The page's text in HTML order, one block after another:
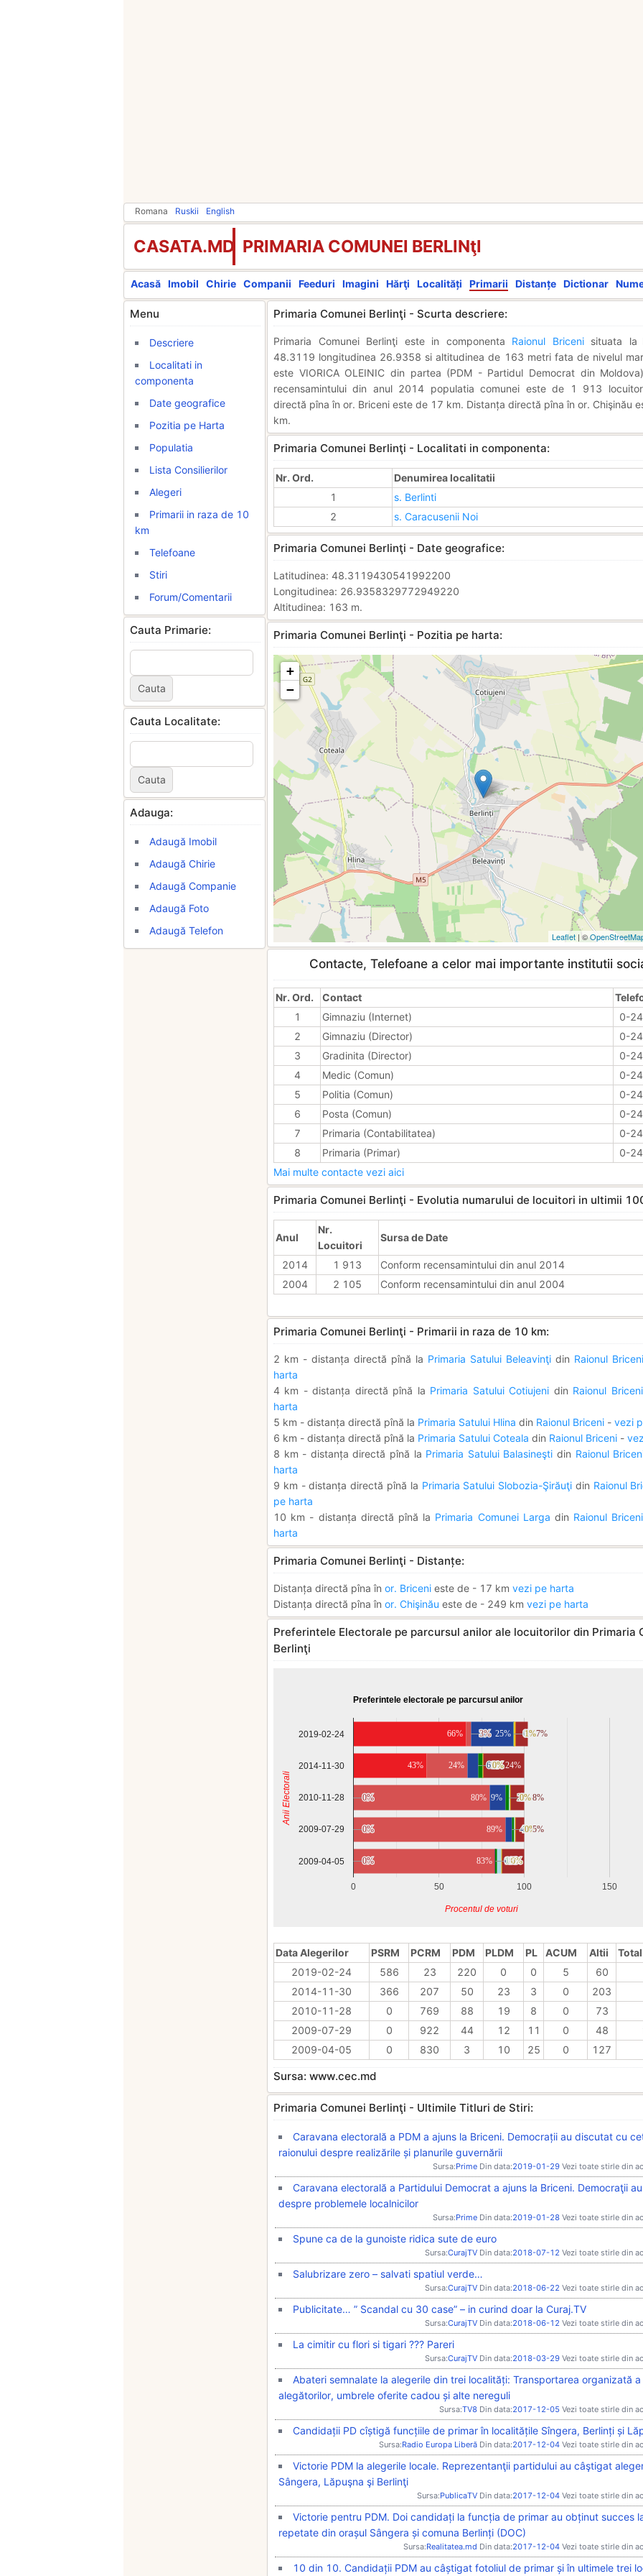
Romana Ruskii English
CASATA.MD PRIMARIA COMUNEI BERLINţI
Acasă Imobil Chirie Companii Feeduri Imagini Hărţi Localități Primarii Distanțe Dictionar
Menu
Descriere
Localitati in
componenta
Date geografice
Pozitia pe Harta
Populatia
Lista Consilierilor
Alegeri
Primarii in raza de 10
km
Telefoane
Stiri
Forum/Comentarii
Cauta Primarie:
Cauta Localitate:
Adauga:
Adaugă Imobil
Adaugă Chirie
Adaugă Companie
Adaugă Foto
Adaugă Telefon
Primaria Comunei Berlinţi - Scurta descriere:
Primaria Comunei Berlinţi este in componenta Raionul Bricenisituata la
48.3119 longitudinea 26.9358 si altitudinea de 163 metri fata de nivelul
este VIORICA OLEINIC din partea (PDM - Partidul Democrat din
recensamintului din anul 2014 populatia comunei este de 1 913
directă pîna în or. Briceni este de 17 km. Distanța directă pîna în or. Chişinău
km.
Primaria Comunei Berlinţi - Localitati in componenta:
Nr. Ord.
Denumirea localitatii
1
s. Berlinti
2
s. Caracusenii Noi
Primaria Comunei Berlinţi - Date geografice:
Latitudinea: 48.3119430541992200
Longitudinea: 26.9358329772949220
Altitudinea: 163 m.
Primaria Comunei Berlinţi - Pozitia pe harta:
+
−
Leaflet | ©
Contacte, Telefoane a celor mai importante institutii
Nr. Ord. Contact
1
Gimnaziu (Internet)
0-
2
Gimnaziu (Director)
0-
3
Gradinita (Director)
0-
4
Medic (Comun)
0-
5
Politia (Comun)
0-
6
Posta (Comun)
0-
7
Primaria (Contabilitatea)
0-
8
Primaria (Primar)
0-
Mai multe contacte vezi aici
Primaria Comunei Berlinţi - Evolutia numarului de locuitori in ultimii
Anul
Nr.
Locuitori
Sursa de Date
2014 1 913
Conform recensamintului din anul 2014
2004
2 105 Conform recensamintului din anul 2004
Primaria Comunei Berlinţi - Primarii in raza de 10 km:
2 km - distanța directă pînă la Primaria Satului Beleavinţi din Raionul Briceni
harta
4 km - distanța directă pînă la Primaria Satului Cotiujeni din Raionul Briceni
harta
5 km - distanța directă pînă la Primaria Satului Hlina din Raionul Briceni - vezi
6 km - distanța directă pînă la Primaria Satului Coteala din Raionul Briceni -
8 km - distanța directă pînă la Primaria Satului Balasineşti din Raionul
harta
9 km - distanța directă pînă la Primaria Satului Slobozia-Şirăuţi din Raionul
pe harta
10 km - distanța directă pînă la Primaria Comunei Larga din Raionul Briceni
harta
Primaria Comunei Berlinţi - Distanțe:
Distanța directă pîna în or. Briceni este de - 17 km vezi pe harta
Distanța directă pîna în or. Chişinău este de - 249 km vezi pe harta
Preferintele Electorale pe parcursul anilor ale locuitorilor din Primaria
Berlinţi
Preferintele electorale pe parcursul anilor
0 50 100 150
2019-02-24
2014-11-30
2010-11-28
2009-07-29
2009-04-05
66%
43%
0%
0%
0%
0%
0%
0%
3%
3%
24%
80%
89%
83%
25%
6%
6%
9%
4%
4%
0%
0%
0%
0%
3%
3%
2%
2%
1%
1%
1%
1%
0%
0%
0%
0%
1%
1%
1%
1%
3%
3%
1%
1%
0%
0%
0%
0%
0%
0%
0%
0%
7%
7%
24%
8%
8%
5%
5%
13%
Procentul de voturi
Anii Electorali
Data Alegerilor PSRM PCRM PDM PLDM PL ACUM Altii
2019-02-24
586 23 220 0 0 5 60
2014-11-30
366 207 50 23 3 0 203
2010-11-28
0 769 88 19 8 0 73
2009-07-29
0 922 44 12 11 0 48
2009-04-05
0 830 3 10 25 0 127
Sursa: www.cec.md
Primaria Comunei Berlinţi - Ultimile Titluri de Stiri:
Caravana electorală a PDM a ajuns la Briceni. Democrații au discutat cu
raionului despre realizările și planurile guvernării
Sursa:Prime Din data:2019-01-29 Vezi toate stirle din
Caravana electorală a Partidului Democrat a ajuns la Briceni. Democraţii
despre problemele localnicilor
Sursa:Prime Din data:2019-01-28 Vezi toate stirle din
Spune ca de la gunoiste ridica sute de euro
Sursa:CurajTV Din data:2018-07-12 Vezi toate stirle din
Salubrizare zero – salvati spatiul verde…
Sursa:CurajTV Din data:2018-06-22 Vezi toate stirle din
Publicitate… ” Scandal cu 30 case” – in curind doar la Curaj.TV
Sursa:CurajTV Din data:2018-06-12 Vezi toate stirle din
La cimitir cu flori si tigari ??? Pareri
Sursa:CurajTV Din data:2018-03-29 Vezi toate stirle din
Abateri semnalate la alegerile din trei localități: Transportarea organizată a
alegătorilor, umbrele oferite cadou și alte nereguli
Sursa:TV8 Din data:2017-12-05 Vezi toate stirle din
Candidații PD cîștigă funcțiile de primar în localitățile Sîngera, Berlinți și
Sursa:Radio Europa Liberă Din data:2017-12-04 Vezi toate stirle din
Victorie PDM la alegerile locale. Reprezentanţii partidului au câştigat
Sângera, Lăpuşna şi Berlinţi
Sursa:PublicaTV Din data:2017-12-04 Vezi toate stirle din
Victorie pentru PDM. Doi candidați la funcția de primar au obținut succes
repetate din orașul Sângera și comuna Berlinți (DOC)
Sursa:Realitatea.md Din data:2017-12-04 Vezi toate stirle din
10 din 10. Candidații PDM au câștigat fotoliul de primar și în ultimele trei